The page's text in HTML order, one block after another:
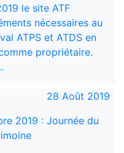
le site ATF
nécessaires au
ATPS et ATDS en
propriétaire.
28 Août 2019
2019 : Journée du